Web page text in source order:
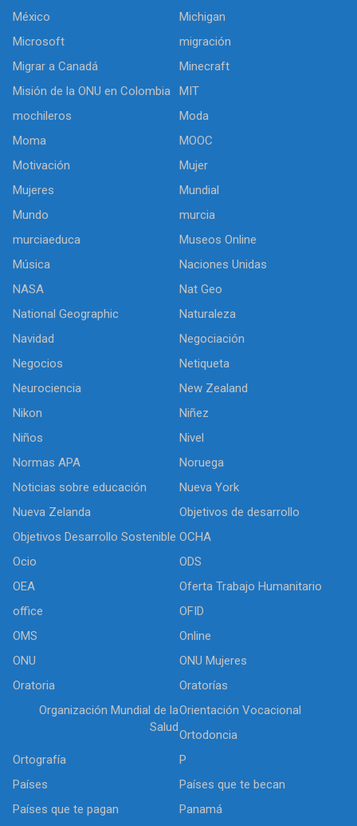
México
Michigan
Microsoft
migración
Migrar a Canadá
Minecraft
Misión de la ONU en Colombia
MIT
mochileros
Moda
Moma
MOOC
Motivación
Mujer
Mujeres
Mundial
Mundo
murcia
murciaeduca
Museos Online
Música
Naciones Unidas
NASA
Nat Geo
National Geographic
Naturaleza
Navidad
Negociación
Negocios
Netiqueta
Neurociencia
New Zealand
Nikon
Niñez
Niños
Nivel
Normas APA
Noruega
Noticias sobre educación
Nueva York
Nueva Zelanda
Objetivos de desarrollo
Objetivos Desarrollo Sostenible OCHA
Ocio
ODS
OEA
Oferta Trabajo Humanitario
office
OFID
OMS
Online
ONU
ONU Mujeres
Oratoria
Oratorías
Organización Mundial de la
Salud
Orientación Vocacional
Ortodoncia
Ortografía
P
Países
Países que te becan
Países que te pagan
Panamá